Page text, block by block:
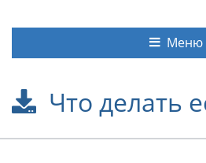
Что делать
Меню